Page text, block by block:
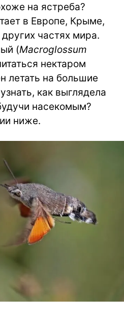
на ястреба?
в Европе, Крыме,
частях мира.
(Macroglossum
нектаром
летать на большие
как выглядела
насекомым?
ниже.